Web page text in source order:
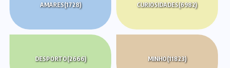
AMARES(1728) CURIOSIDADES(6982)
DESPORTO(2666) MINHO(11823)